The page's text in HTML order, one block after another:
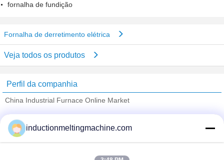
fornalha de fundição
Fornalha de derretimento elétrica
Veja todos os produtos
Perfil da companhia
China Industrial Furnace Online Market
Trust Seal
Verified Suplier
inductionmeltingmachine.com